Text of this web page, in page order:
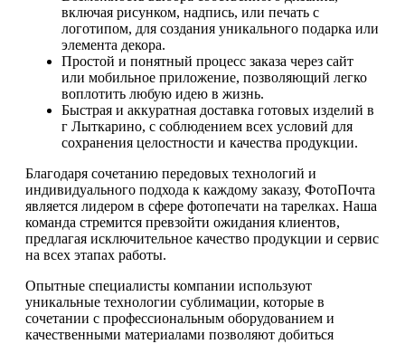
включая рисунком, надпись, или печать с
логотипом, для создания уникального подарка или
элемента декора.
Простой и понятный процесс заказа через сайт
или мобильное приложение, позволяющий легко
воплотить любую идею в жизнь.
Быстрая и аккуратная доставка готовых изделий в
г Лыткарино, с соблюдением всех условий для
сохранения целостности и качества продукции.
Благодаря сочетанию передовых технологий и
индивидуального подхода к каждому заказу, ФотоПочта
является лидером в сфере фотопечати на тарелках. Наша
команда стремится превзойти ожидания клиентов,
предлагая исключительное качество продукции и сервис
на всех этапах работы.
Опытные специалисты компании используют
уникальные технологии сублимации, которые в
сочетании с профессиональным оборудованием и
качественными материалами позволяют добиться